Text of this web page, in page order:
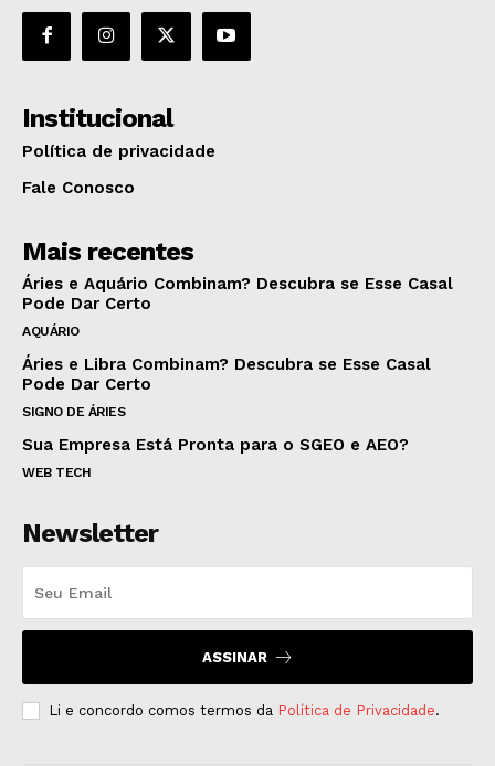
Institucional
Política de privacidade
Fale Conosco
Mais recentes
Áries e Aquário Combinam? Descubra se Esse Casal
Pode Dar Certo
AQUÁRIO
Áries e Libra Combinam? Descubra se Esse Casal
Pode Dar Certo
SIGNO DE ÁRIES
Sua Empresa Está Pronta para o SGEO e AEO?
WEB TECH
Newsletter
ASSINAR
Li e concordo comos termos da Política de Privacidade.